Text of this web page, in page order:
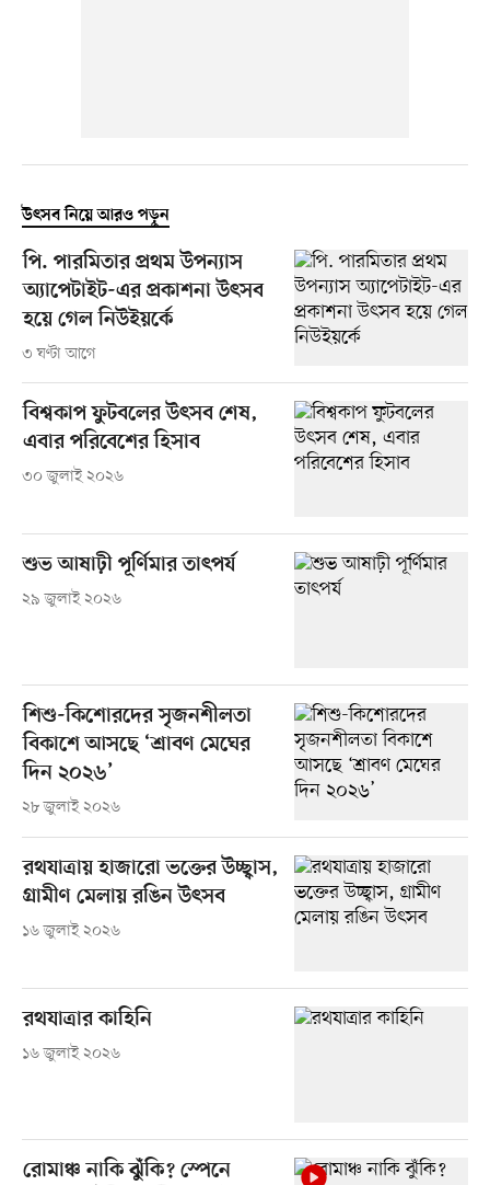
উৎসব নিয়ে আরও পড়ুন
পি. পারমিতার প্রথম উপন্যাস
অ্যাপেটাইট-এর প্রকাশনা উৎসব
হয়ে গেল নিউইয়র্কে
৩ ঘণ্টা আগে
বিশ্বকাপ ফুটবলের উৎসব শেষ,
এবার পরিবেশের হিসাব
৩০ জুলাই ২০২৬
শুভ আষাঢ়ী পূর্ণিমার তাৎপর্য
২৯ জুলাই ২০২৬
শিশু-কিশোরদের সৃজনশীলতা
বিকাশে আসছে ‘শ্রাবণ মেঘের
দিন ২০২৬’
২৮ জুলাই ২০২৬
রথযাত্রায় হাজারো ভক্তের উচ্ছ্বাস,
গ্রামীণ মেলায় রঙিন উৎসব
১৬ জুলাই ২০২৬
রথযাত্রার কাহিনি
১৬ জুলাই ২০২৬
রোমাঞ্চ নাকি ঝুঁকি? স্পেনে